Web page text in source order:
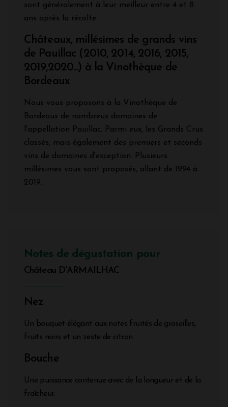
sont généralement à leur meilleur entre 4 et 8
ans après la récolte.
Châteaux, millésimes de grands vins
de Pauillac (2010, 2014, 2016, 2015,
2019,2020...) à la Vinothèque de
Bordeaux
Nous vous proposons à la Vinothèque de
Bordeaux de nombreux domaines de
l'appellation Pauillac. Parmi eux, les Grands Crus
classés, mais également des premiers et seconds
vins de domaines d'exception. Plusieurs
millésimes vous sont proposés, allant de 1994 à
2019.
Notes de dégustation pour
Château D'ARMAILHAC
Nez
Un bouquet élégant aux notes fruités de groseilles,
fruits noirs et un zeste de citron.
Bouche
Une puissance contenue avec de la longueur et de la
fraîcheur.